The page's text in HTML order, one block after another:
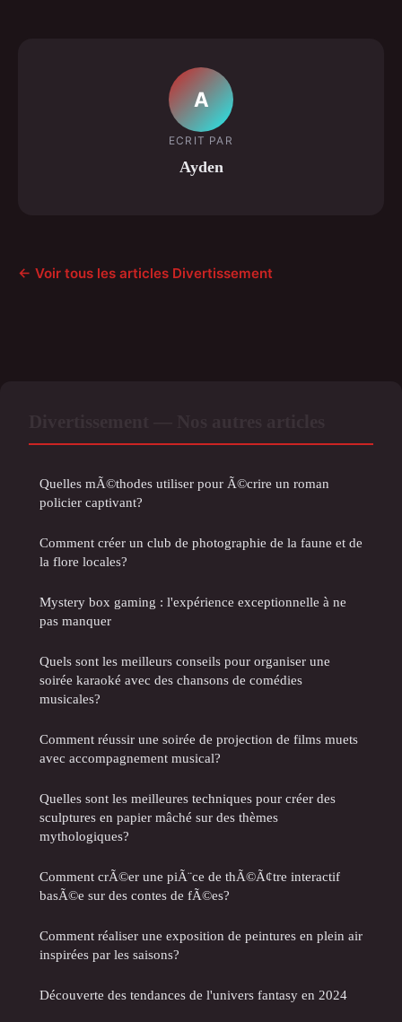
A
ECRIT PAR
Ayden
← Voir tous les articles Divertissement
Quelles mÃ©thodes utiliser pour Ã©crire un roman
policier captivant?
Comment créer un club de photographie de la faune et de
la flore locales?
Mystery box gaming : l'expérience exceptionnelle à ne
pas manquer
Quels sont les meilleurs conseils pour organiser une
soirée karaoké avec des chansons de comédies
musicales?
Comment réussir une soirée de projection de films muets
avec accompagnement musical?
Quelles sont les meilleures techniques pour créer des
sculptures en papier mâché sur des thèmes
mythologiques?
Comment crÃ©er une piÃ¨ce de thÃ©Ã¢tre interactif
basÃ©e sur des contes de fÃ©es?
Comment réaliser une exposition de peintures en plein air
inspirées par les saisons?
Découverte des tendances de l'univers fantasy en 2024